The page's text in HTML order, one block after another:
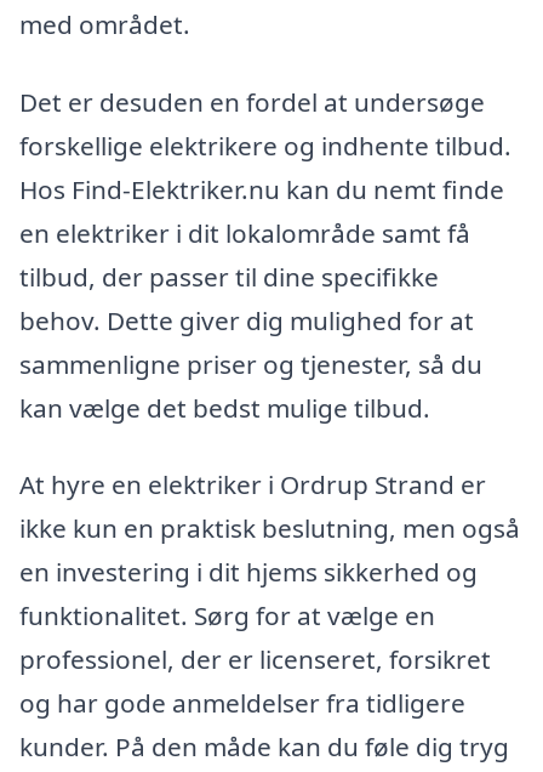
med området.
Det er desuden en fordel at undersøge
forskellige elektrikere og indhente tilbud.
Hos Find-Elektriker.nu kan du nemt finde
en elektriker i dit lokalområde samt få
tilbud, der passer til dine specifikke
behov. Dette giver dig mulighed for at
sammenligne priser og tjenester, så du
kan vælge det bedst mulige tilbud.
At hyre en elektriker i Ordrup Strand er
ikke kun en praktisk beslutning, men også
en investering i dit hjems sikkerhed og
funktionalitet. Sørg for at vælge en
professionel, der er licenseret, forsikret
og har gode anmeldelser fra tidligere
kunder. På den måde kan du føle dig tryg